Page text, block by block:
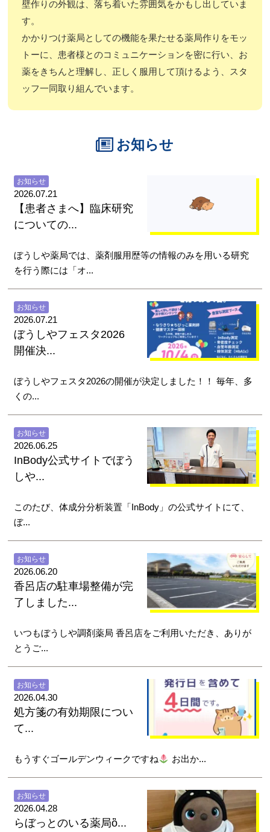
壁作りの外観は、落ち着いた雰囲気をかもし出していま
す。
かかりつけ薬局としての機能を果たせる薬局作りをモッ
トーに、患者様とのコミュニケーションを密に行い、お
薬をきちんと理解し、正しく服用して頂けるよう、スタ
ッフ一同取り組んでいます。
お知らせ
2026.07.21
お知らせ
【患者さまへ】臨床研究
についての...
ぼうしや薬局では、薬剤服用歴等の情報のみを用いる研究
を行う際には「オ...
2026.07.21
お知らせ
ぼうしやフェスタ2026
開催決...
ぼうしやフェスタ2026の開催が決定しました！！ 毎年、多
くの...
2026.06.25
お知らせ
InBody公式サイトでぼう
しや...
このたび、体成分分析装置「InBody」の公式サイトにて、
ぼ...
2026.06.20
お知らせ
香呂店の駐車場整備が完
了しました...
いつもぼうしや調剤薬局 香呂店をご利用いただき、ありが
とうご...
2026.04.30
お知らせ
処方箋の有効期限につい
て...
もうすぐゴールデンウィークですね お出か...
2026.04.28
お知らせ
らぼっとのいる薬局ὂ...